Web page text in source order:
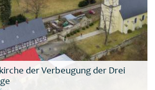
der Verbeugung der Drei